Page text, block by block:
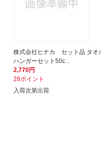
株式会社ヒナカ セット品 タオ
ハンガーセット50c...
2,770円
28ポイント
入荷次第出荷